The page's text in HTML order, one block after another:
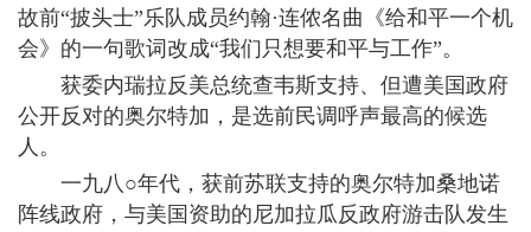
故前“披头士”乐队成员约翰·连侬名曲《给和平一个机
会》的一句歌词改成“我们只想要和平与工作”。
获委内瑞拉反美总统查韦斯支持、但遭美国政府
公开反对的奥尔特加，是选前民调呼声最高的候选
人。
一九八○年代，获前苏联支持的奥尔特加桑地诺
阵线政府，与美国资助的尼加拉瓜反政府游击队发生